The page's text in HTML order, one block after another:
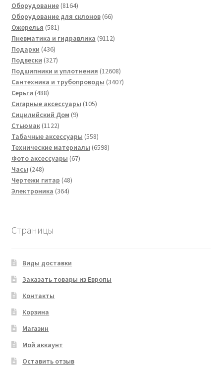
Оборудование 81648164
товара
Оборудование для склонов 6666
Ожерелья 581581
товар
Пневматика и гидравлика 91129112
Подарки 436436
товаров
Подвески 327327
товаров
Подшипники и уплотнения 1260812608
товаров
Сантехника и трубопроводы 34073407
Серьги 488488
товаров
Сигарные аксессуары 105105
Сицилийский Дом 99
Стьюмак 11221122
товара
Табачные аксессуары 558558
товаров
Технические материалы 65986598
Фото аксессуары 6767
Часы 248248
товаров
Чертежи гитар 4848
Электроника 364364
Страницы
Виды доставки
Заказать товары из Европы
Контакты
Корзина
Магазин
Мой аккаунт
Оставить отзыв